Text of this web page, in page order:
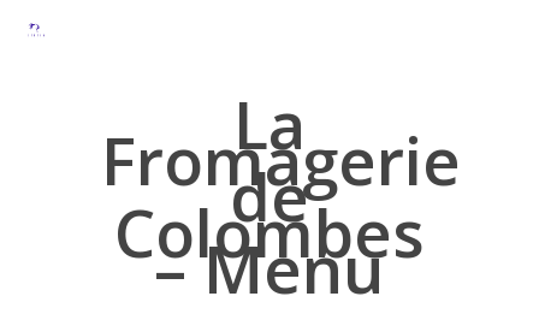
La
Fromagerie
de
Colombes
– Menu